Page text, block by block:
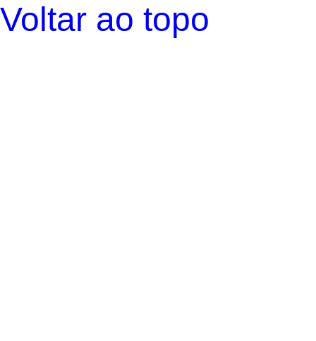
Voltar ao topo